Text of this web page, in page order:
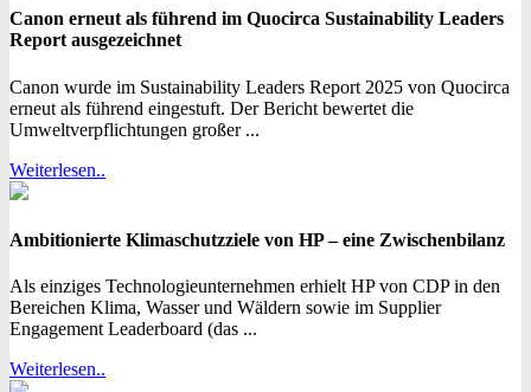
Canon erneut als führend im Quocirca Sustainability Leaders
Report ausgezeichnet
Canon wurde im Sustainability Leaders Report 2025 von Quocirca
erneut als führend eingestuft. Der Bericht bewertet die
Umweltverpflichtungen großer ...
Weiterlesen..
Ambitionierte Klimaschutzziele von HP – eine Zwischenbilanz
Als einziges Technologieunternehmen erhielt HP von CDP in den
Bereichen Klima, Wasser und Wäldern sowie im Supplier
Engagement Leaderboard (das ...
Weiterlesen..